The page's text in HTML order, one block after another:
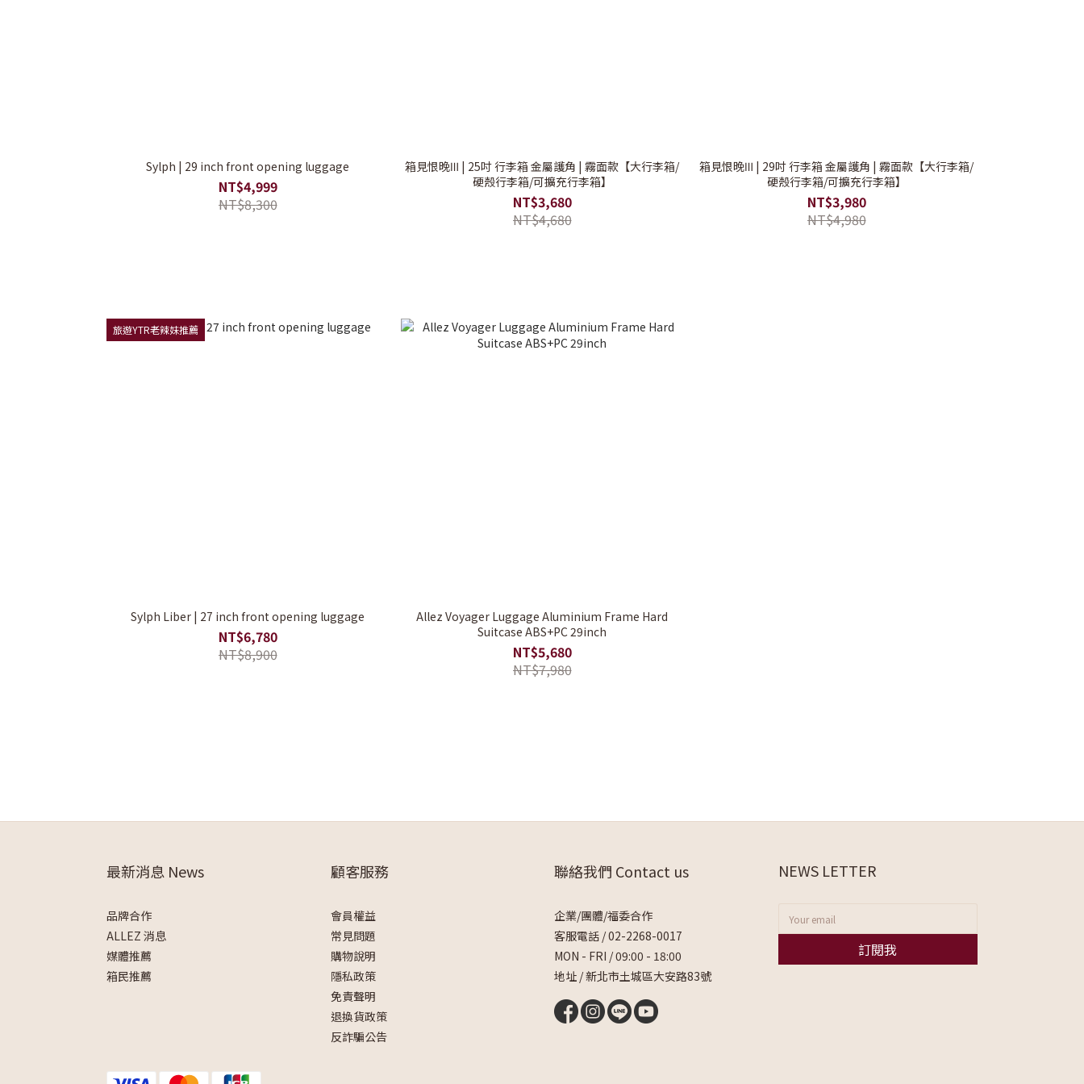
Sylph | 29 inch front opening luggage
NT$4,999
NT$8,300
箱見恨晚Ⅲ | 25吋 行李箱 金屬護角 | 霧面款【大行李箱/
硬殼行李箱/可擴充行李箱】
NT$3,680
NT$4,680
箱見恨晚Ⅲ | 29吋 行李箱 金屬護角 | 霧面款【大行李箱/
硬殼行李箱/可擴充行李箱】
NT$3,980
NT$4,980
旅遊YTR老辣妹推薦
Sylph Liber | 27 inch front opening luggage
NT$6,780
NT$8,900
Allez Voyager Luggage Aluminium Frame Hard
Suitcase ABS+PC 29inch
NT$5,680
NT$7,980
最新消息 News
品牌合作
ALLEZ 消息
媒體推薦
箱民推薦
顧客服務
會員權益
常見問題
購物說明
隱私政策
免責聲明
退換貨政策
反詐騙公告
聯絡我們 Contact us
企業/團體/福委合作
客服電話 /02-2268-0017
MON - FRI / 09:00 - 18:00
地址 / 新北市土城區大安路83號
NEWS LETTER
訂閱我